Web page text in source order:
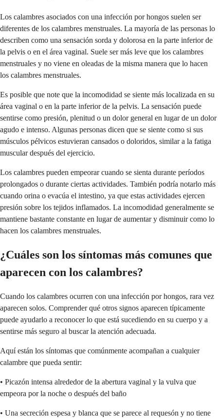
Los calambres asociados con una infección por hongos suelen ser
diferentes de los calambres menstruales. La mayoría de las personas lo
describen como una sensación sorda y dolorosa en la parte inferior de
la pelvis o en el área vaginal. Suele ser más leve que los calambres
menstruales y no viene en oleadas de la misma manera que lo hacen
los calambres menstruales.
Es posible que note que la incomodidad se siente más localizada en su
área vaginal o en la parte inferior de la pelvis. La sensación puede
sentirse como presión, plenitud o un dolor general en lugar de un dolor
agudo e intenso. Algunas personas dicen que se siente como si sus
músculos pélvicos estuvieran cansados o doloridos, similar a la fatiga
muscular después del ejercicio.
Los calambres pueden empeorar cuando se sienta durante períodos
prolongados o durante ciertas actividades. También podría notarlo más
cuando orina o evacúa el intestino, ya que estas actividades ejercen
presión sobre los tejidos inflamados. La incomodidad generalmente se
mantiene bastante constante en lugar de aumentar y disminuir como lo
hacen los calambres menstruales.
¿Cuáles son los síntomas más comunes que
aparecen con los calambres?
Cuando los calambres ocurren con una infección por hongos, rara vez
aparecen solos. Comprender qué otros signos aparecen típicamente
puede ayudarlo a reconocer lo que está sucediendo en su cuerpo y a
sentirse más seguro al buscar la atención adecuada.
Aquí están los síntomas que comúnmente acompañan a cualquier
calambre que pueda sentir:
• Picazón intensa alrededor de la abertura vaginal y la vulva que
empeora por la noche o después del baño
• Una secreción espesa y blanca que se parece al requesón y no tiene